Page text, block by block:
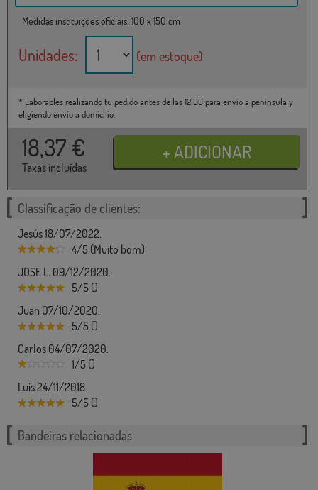
Medidas instituições oficiais: 100 x 150 cm
Unidades: (em estoque)
* Laborables realizando tu pedido antes de las 12:00 para envío a península y
eligiendo envío a domicilio.
18,37 €
Taxas incluídas
Classificação de clientes:
Jesús 18/07/2022.
4/5 (Muito bom)
JOSE L. 09/12/2020.
5/5 ()
Juan 07/10/2020.
5/5 ()
Carlos 04/07/2020.
1/5 ()
Luis 24/11/2018.
5/5 ()
Bandeiras relacionadas